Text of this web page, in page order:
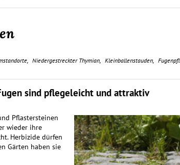
Niedergestreckter Thymian Kleinballenstauden
sind pflegeleicht und attraktiv
Pflaster­steinen
wieder ihre
Herbizide dürfen
Gärten haben sie